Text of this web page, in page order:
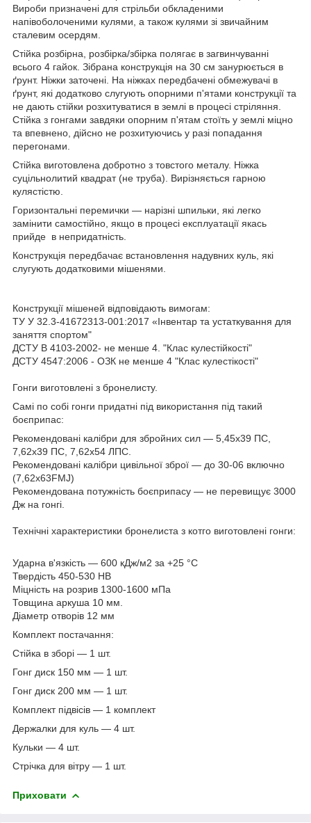
Вироби призначені для стрільби обкладеними
напівоболоченими кулями, а також кулями зі звичайним
сталевим осердям.
Стійка розбірна, розбірка/збірка полягає в загвинчуванні
всього 4 гайок. Зібрана конструкція на 30 см занурюється в
ґрунт. Ніжки заточені. На ніжках передбачені обмежувачі в
ґрунт, які додатково слугують опорними п'ятами конструкції та
не дають стійки розхитуватися в землі в процесі стріляння.
Стійка з гонгами завдяки опорним п'ятам стоїть у землі міцно
та впевнено, дійсно не розхитуючись у разі попадання
перегонами.
Стійка виготовлена добротно з товстого металу. Ніжка
суцільнолитий квадрат (не труба). Вирізняється гарною
кулястістю.
Горизонтальні перемички — нарізні шпильки, які легко
замінити самостійно, якщо в процесі експлуатації якась
прийде в непридатність.
Конструкція передбачає встановлення надувних куль, які
слугують додатковими мішенями.
Конструкції мішеней відповідають вимогам:
ТУ У 32.3-41672313-001:2017 «Інвентар та устаткування для
заняття спортом"
ДСТУ В 4103-2002- не менше 4. "Клас кулестійкості"
ДСТУ 4547:2006 - ОЗК не менше 4 "Клас кулестікості"
Гонги виготовлені з бронелисту.
Самі по собі гонги придатні під використання під такий
боєприпас:
Рекомендовані калібри для збройних сил — 5,45х39 ПС,
7,62х39 ПС, 7,62х54 ЛПС.
Рекомендовані калібри цивільної зброї — до 30-06 включно
(7,62х63FMJ)
Рекомендована потужність боєприпасу — не перевищує 3000
Дж на гонгі.
Технічні характеристики бронелиста з котго виготовлені гонги:
Ударна в'язкість — 600 кДж/м2 за +25 °C
Твердість 450-530 НВ
Міцність на розрив 1300-1600 мПа
Товщина аркуша 10 мм.
Діаметр отворів 12 мм
Комплект постачання:
Стійка в зборі — 1 шт.
Гонг диск 150 мм — 1 шт.
Гонг диск 200 мм — 1 шт.
Комплект підвісів — 1 комплект
Держалки для куль — 4 шт.
Кульки — 4 шт.
Стрічка для вітру — 1 шт.
Приховати